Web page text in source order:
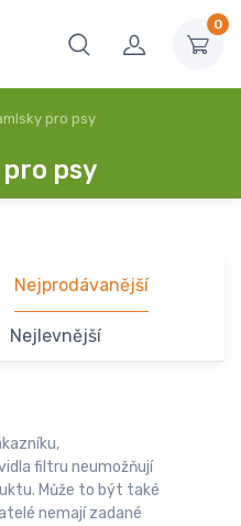
0
pro psy
psy
Nejprodávanější
Nejlevnější
filtru neumožňují
Může to být také
nemají zadané